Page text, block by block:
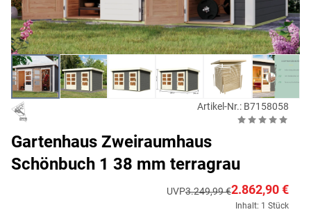
Artikel-Nr.: B7158058
Gartenhaus Zweiraumhaus
Schönbuch 1 38 mm terragrau
UVP3.249,99 €2.862,90 €
Inhalt: 1 Stück